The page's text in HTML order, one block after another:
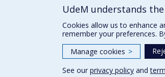
Phone : 514 343-6111, #38492
recherche@umontreal.ca
Terms of use Cookie
UdeM understands
Cookies allow us to enhance
remember your preferences.
Manage cookies >
See our privacy policy and